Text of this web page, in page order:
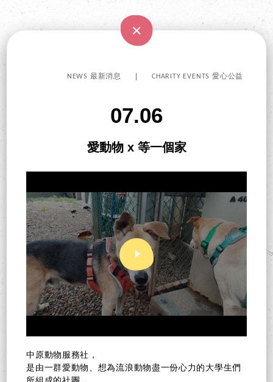
NEWS 最新消息 CHARITY EVENTS 愛心公益
07.06
愛動物 x 等一個家
中原動物服務社，
是由一群愛動物、想為流浪動物盡一份心力的大學生們